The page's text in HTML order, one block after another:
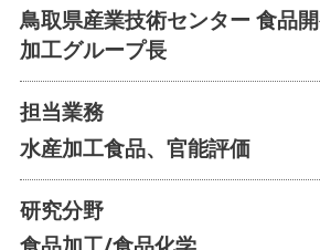
鳥取県産業技術センター 食品
加工グループ長
担当業務
水産加工食品、官能評価
研究分野